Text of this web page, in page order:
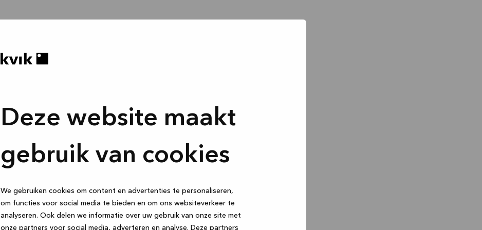
Deze website maakt
gebruik van cookies
We gebruiken cookies om content en advertenties te personaliseren,
om functies voor social media te bieden en om ons websiteverkeer te
analyseren. Ook delen we informatie over uw gebruik van onze site met
onze partners voor social media, adverteren en analyse. Deze partners